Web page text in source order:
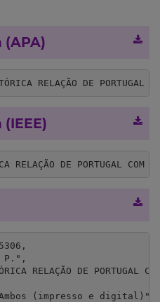
(APA)
RELAÇÃO DE PORTUGAL
DE PORTUGAL COM